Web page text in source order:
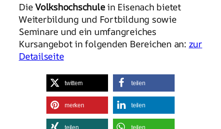
DieVolkshochschulein Eisenach bietet
Weiterbildung und Fortbildung sowie
Seminare und ein umfangreiches
Kursangebot in folgenden Bereichen an: zur
Detailseite
twittern teilen
merken teilen
teilen teilen